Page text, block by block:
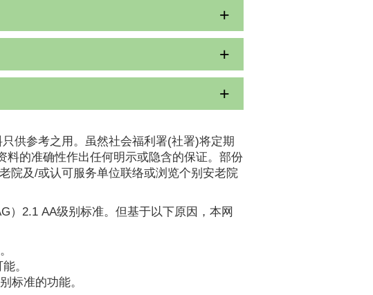
供参考之用。虽然社会福利署(社署)将定期
的准确性作出任何明示或隐含的保证。部份
院及/或认可服务单位联络或浏览个别安老院
）2.1 AA级别标准。但基于以下原因，本网
。
标准的功能。